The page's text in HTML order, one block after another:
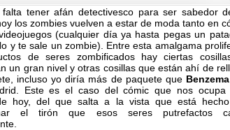
falta tener afán detectivesco para ser sabedor
los zombies vuelven a estar de moda tanto en
(cualquier día ya hasta pegas un
y te sale un zombie). Entre esta amalgama
de seres zombificados hay ciertas
un gran nivel y otras cosillas que están ahí de
incluso yo diría más de paquete que Benzema
Este es el caso del cómic que nos ocupa
hoy, del que salta a la vista que está
el tirón que esos seres putrefactos